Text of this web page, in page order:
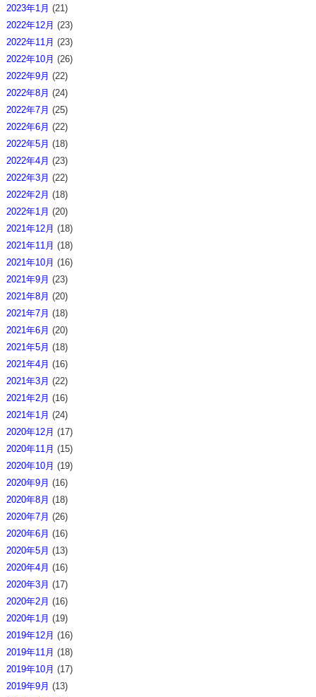
2023年1月 (21)
2022年12月 (23)
2022年11月 (23)
2022年10月 (26)
2022年9月 (22)
2022年8月 (24)
2022年7月 (25)
2022年6月 (22)
2022年5月 (18)
2022年4月 (23)
2022年3月 (22)
2022年2月 (18)
2022年1月 (20)
2021年12月 (18)
2021年11月 (18)
2021年10月 (16)
2021年9月 (23)
2021年8月 (20)
2021年7月 (18)
2021年6月 (20)
2021年5月 (18)
2021年4月 (16)
2021年3月 (22)
2021年2月 (16)
2021年1月 (24)
2020年12月 (17)
2020年11月 (15)
2020年10月 (19)
2020年9月 (16)
2020年8月 (18)
2020年7月 (26)
2020年6月 (16)
2020年5月 (13)
2020年4月 (16)
2020年3月 (17)
2020年2月 (16)
2020年1月 (19)
2019年12月 (16)
2019年11月 (18)
2019年10月 (17)
2019年9月 (13)